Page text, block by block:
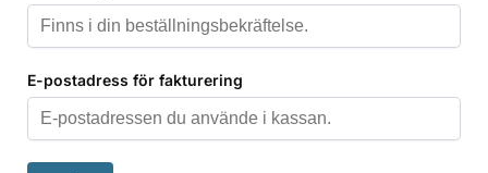
E-postadress för fakturering